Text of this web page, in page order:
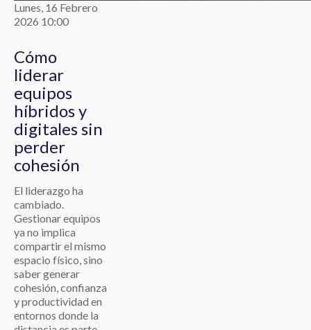
Lunes, 16 Febrero
2026 10:00
Cómo
liderar
equipos
híbridos y
digitales sin
perder
cohesión
El liderazgo ha
cambiado.
Gestionar equipos
ya no implica
compartir el mismo
espacio físico, sino
saber generar
cohesión, confianza
y productividad en
entornos donde la